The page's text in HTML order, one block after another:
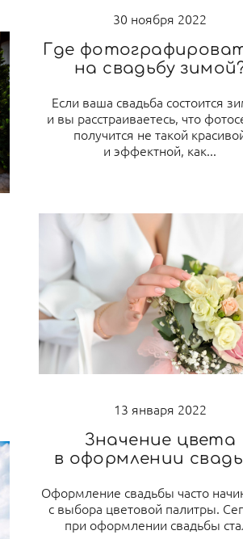
30 ноября 2022
Где
на свадьбу
Если ваша свадьба состоится
и вы расстраиваетесь, что
получится не такой
и эффектной, как...
13 января 2022
Значение цвета
в оформлении
Оформление свадьбы часто
с выбора цветовой палитры.
при оформлении свадьбы